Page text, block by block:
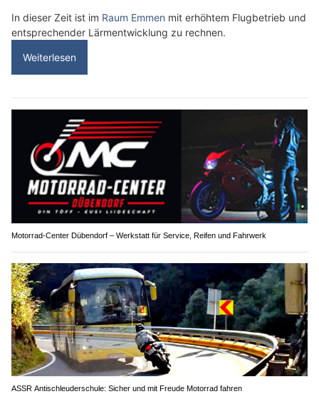
In dieser Zeit ist im Raum Emmen mit erhöhtem Flugbetrieb und
entsprechender Lärmentwicklung zu rechnen.
Weiterlesen
Motorrad-Center Dübendorf – Werkstatt für Service, Reifen und Fahrwerk
ASSR Antischleuderschule: Sicher und mit Freude Motorrad fahren